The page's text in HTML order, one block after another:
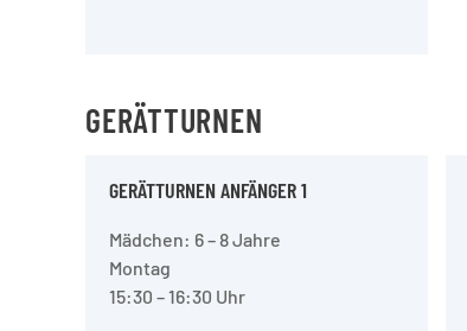
GERÄTTURNEN
GERÄTTURNEN ANFÄNGER 1
Mädchen: 6 – 8 Jahre
Montag
15:30 – 16:30 Uhr